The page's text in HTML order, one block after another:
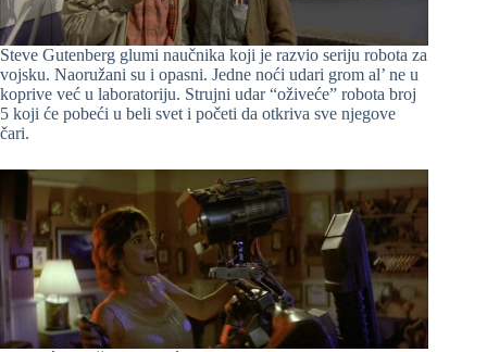
Steve Gutenberg glumi naučnika koji je razvio seriju robota za
vojsku. Naoružani su i opasni. Jedne noći udari grom al’ ne u
koprive već u laboratoriju. Strujni udar “oživeće” robota broj
5 koji će pobeći u beli svet i početi da otkriva sve njegove
čari.